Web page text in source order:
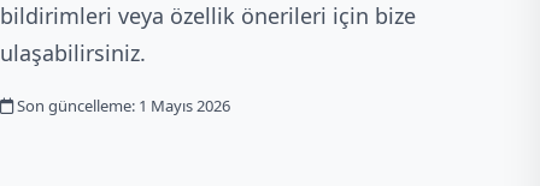
bildirimleri veya özellik önerileri için bize
ulaşabilirsiniz.
Son güncelleme: 1 Mayıs 2026